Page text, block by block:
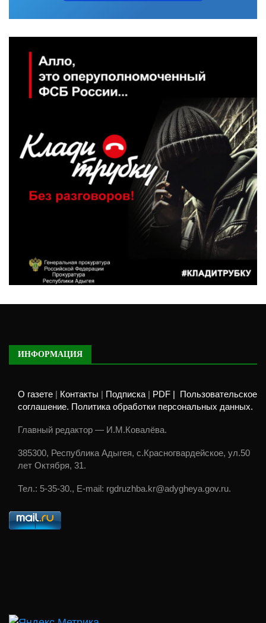
ИНФОРМАЦИЯ
О газете Контакты Подписка PDF |
Пользовательское
соглашение. Политика обработки персональных данных.
Главный редактор — И.М.Ковалёва.
385300, Республика Адыгея, с.Красногвардейское, ул.50
лет Октября, 31.
Тел.: 5-35-30., E-mail: rgdruzhba.kr@adygheya.gov.ru.